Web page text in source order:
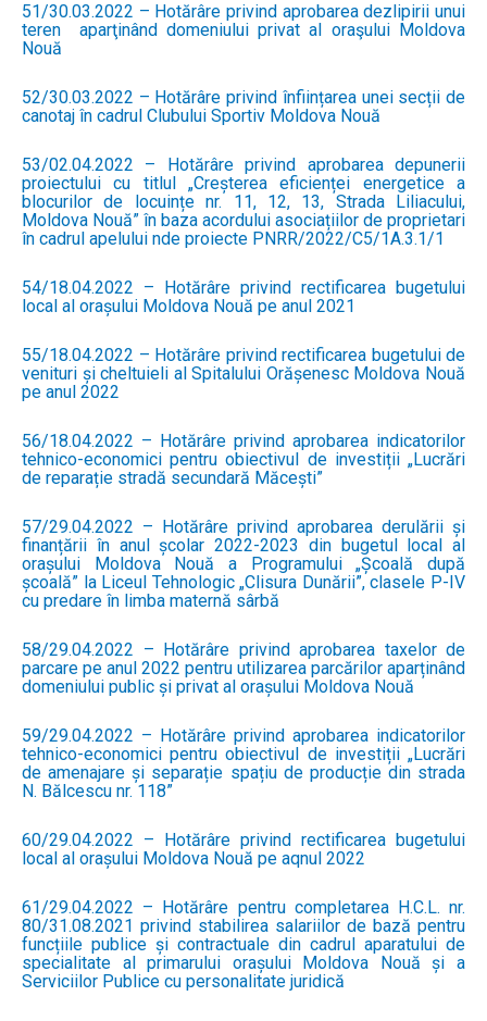
51/30.03.2022 – Hotărâre privind aprobarea dezlipirii unui
teren aparţinând domeniului privat al oraşului Moldova
Nouă
52/30.03.2022 – Hotărâre privind înființarea unei secții de
canotaj în cadrul Clubului Sportiv Moldova Nouă
53/02.04.2022 – Hotărâre privind aprobarea depunerii
proiectului cu titlul „Creșterea eficienței energetice a
blocurilor de locuințe nr. 11, 12, 13, Strada Liliacului,
Moldova Nouă” în baza acordului asociațiilor de proprietari
în cadrul apelului nde proiecte PNRR/2022/C5/1A.3.1/1
54/18.04.2022 – Hotărâre privind rectificarea bugetului
local al orașului Moldova Nouă pe anul 2021
55/18.04.2022 – Hotărâre privind rectificarea bugetului de
venituri și cheltuieli al Spitalului Orășenesc Moldova Nouă
pe anul 2022
56/18.04.2022 – Hotărâre privind aprobarea indicatorilor
tehnico-economici pentru obiectivul de investiții „Lucrări
de reparație stradă secundară Măcești”
57/29.04.2022 – Hotărâre privind aprobarea derulării și
finanțării în anul școlar 2022-2023 din bugetul local al
orașului Moldova Nouă a Programului „Școală după
școală” la Liceul Tehnologic „Clisura Dunării”, clasele P-IV
cu predare în limba maternă sârbă
58/29.04.2022 – Hotărâre privind aprobarea taxelor de
parcare pe anul 2022 pentru utilizarea parcărilor aparținând
domeniului public și privat al orașului Moldova Nouă
59/29.04.2022 – Hotărâre privind aprobarea indicatorilor
tehnico-economici pentru obiectivul de investiții „Lucrări
de amenajare și separație spațiu de producție din strada
N. Bălcescu nr. 118”
60/29.04.2022 – Hotărâre privind rectificarea bugetului
local al orașului Moldova Nouă pe aqnul 2022
61/29.04.2022 – Hotărâre pentru completarea H.C.L. nr.
80/31.08.2021 privind stabilirea salariilor de bază pentru
funcțiile publice și contractuale din cadrul aparatului de
specialitate al primarului orașului Moldova Nouă și a
Serviciilor Publice cu personalitate juridică